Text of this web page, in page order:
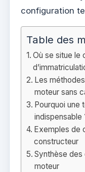
configuration
Table des
Où se situe le
Les
moteur sans
Pourquoi une
indispensable
Exemples de
constructeur
Synthèse
moteur